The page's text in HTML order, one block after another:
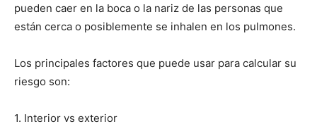
pueden caer en la boca o la nariz de las personas que
están cerca o posiblemente se inhalen en los pulmones.
Los principales factores que puede usar para calcular su
riesgo son:
1. Interior vs exterior